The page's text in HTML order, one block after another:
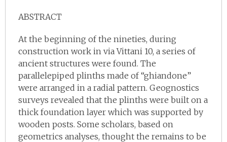
ABSTRACT
At the beginning of the nineties, during
construction work in via Vittani 10, a series of
ancient structures were found. The
parallelepiped plinths made of “ghiandone”
were arranged in a radial pattern. Geognostics
surveys revealed that the plinths were built on a
thick foundation layer which was supported by
wooden posts. Some scholars, based on
geometrics analyses, thought the remains to be